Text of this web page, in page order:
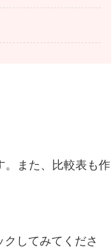
。また、比較表も作
してみてくださ